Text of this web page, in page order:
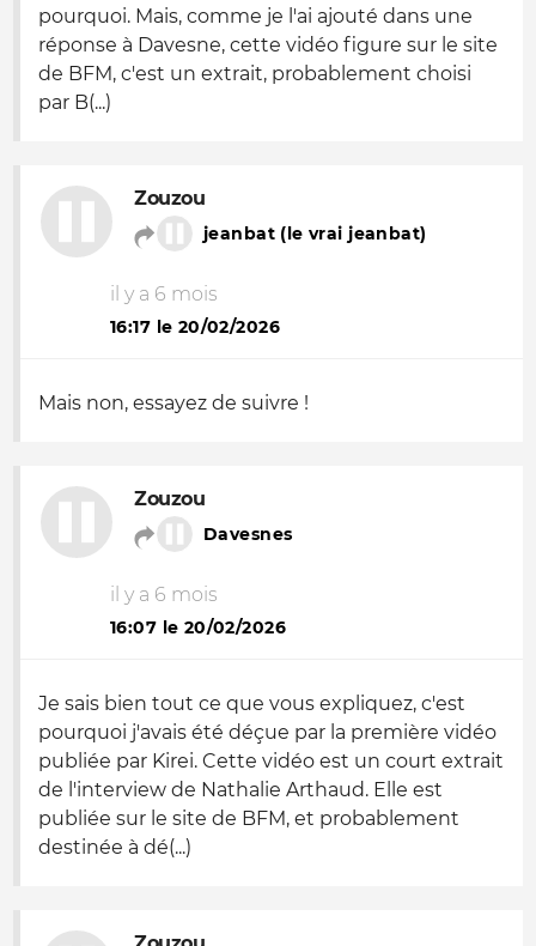
pourquoi. Mais, comme je l'ai ajouté dans une
réponse à Davesne, cette vidéo figure sur le site
de BFM, c'est un extrait, probablement choisi
par B(...)
Zouzou
jeanbat (le vrai jeanbat)
il y a 6 mois
16:17 le 20/02/2026
Mais non, essayez de suivre !
Zouzou
Davesnes
il y a 6 mois
16:07 le 20/02/2026
Je sais bien tout ce que vous expliquez, c'est
pourquoi j'avais été déçue par la première vidéo
publiée par Kirei. Cette vidéo est un court extrait
de l'interview de Nathalie Arthaud. Elle est
publiée sur le site de BFM, et probablement
destinée à dé(...)